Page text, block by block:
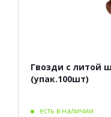
Гвозди с литой
(упак.100шт)
есть в наличии